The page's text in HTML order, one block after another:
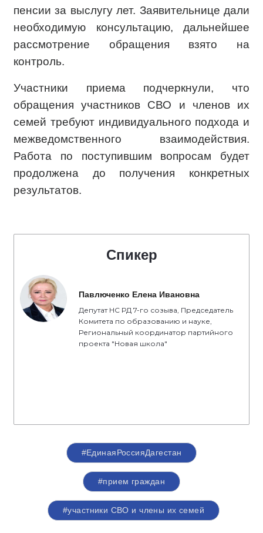
пенсии за выслугу лет. Заявительнице дали
необходимую консультацию, дальнейшее
рассмотрение обращения взято на
контроль.
Участники приема подчеркнули, что
обращения участников СВО и членов их
семей требуют индивидуального подхода и
межведомственного взаимодействия.
Работа по поступившим вопросам будет
продолжена до получения конкретных
результатов.
Спикер
Павлюченко Елена Ивановна
Депутат НС РД 7-го созыва, Председатель
Комитета по образованию и науке,
Региональный координатор партийного
проекта "Новая школа"
#ЕдинаяРоссияДагестан
#прием граждан
#участники СВО и члены их семей